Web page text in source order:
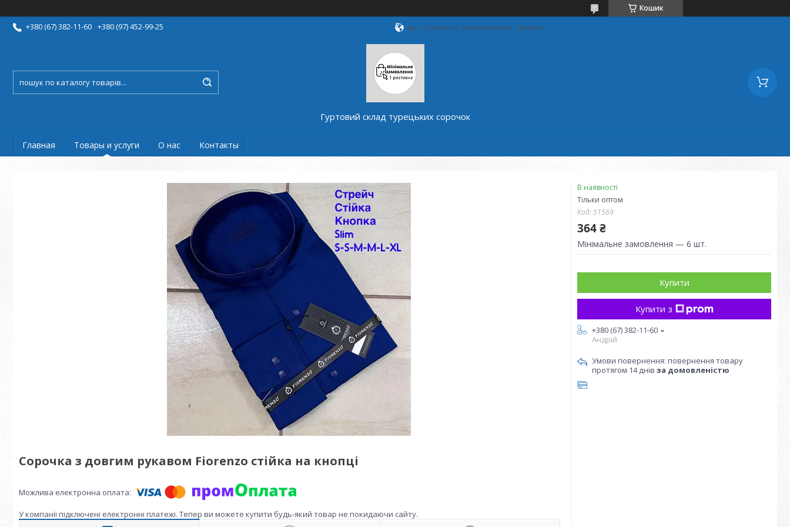
Кошик
+380 (67) 382-11-60 +380 (97) 452-99-25 вул. Геологів 8, Хмельницький, Україна
Гуртовий склад турецьких сорочок
Главная Товары и услуги О нас Контакты
Сорочка з довгим рукавом Fiorenzo стійка на кнопці
У компанії підключені електронні платежі. Тепер ви можете купити будь-який товар не покидаючи сайту.
В наявності
Тільки оптом
Код:51569
364 ₴
Мінімальне замовлення — 6 шт.
Купити
Купити з
+380 (67) 382-11-60
Андрій
повернення товару
протягом 14 днів за домовленістю